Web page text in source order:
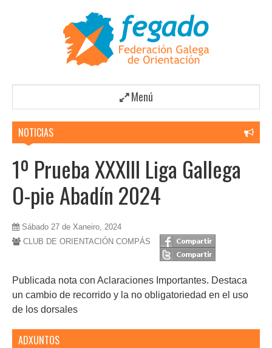
Menú
NOTICIAS
1º Prueba XXXIII Liga Gallega
O-pie Abadín 2024
Sábado 27 de Xaneiro, 2024
CLUB DE ORIENTACIÓN COMPÁS
Publicada nota con Aclaraciones Importantes. Destaca
un cambio de recorrido y la no obligatoriedad en el uso
de los dorsales
ADXUNTOS